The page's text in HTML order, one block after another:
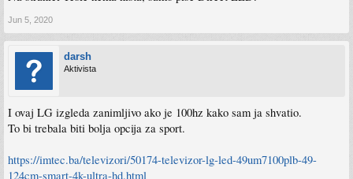
Jun 5, 2020
darsh
Aktivista
I ovaj LG izgleda zanimljivo ako je 100hz kako sam ja shvatio.
To bi trebala biti bolja opcija za sport.
https://imtec.ba/televizori/50174-televizor-lg-led-49um7100plb-49-
124cm-smart-4k-ultra-hd.html